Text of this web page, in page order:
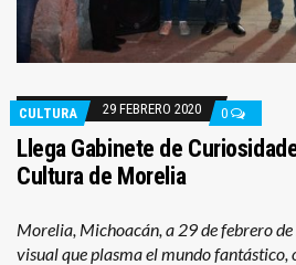
CULTURA 29 FEBRERO 2020 0
Llega Gabinete de
Cultura de Morelia
Morelia, Michoacán, a 29 de febrero
visual que plasma el mundo